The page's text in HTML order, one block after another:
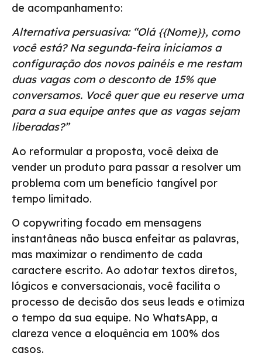
de acompanhamento:
Alternativa persuasiva: “Olá {{Nome}}, como
você está? Na segunda-feira iniciamos a
configuração dos novos painéis e me restam
duas vagas com o desconto de 15% que
conversamos. Você quer que eu reserve uma
para a sua equipe antes que as vagas sejam
liberadas?”
Ao reformular a proposta, você deixa de
vender un produto para passar a resolver um
problema com um benefício tangível por
tempo limitado.
O copywriting focado em mensagens
instantâneas não busca enfeitar as palavras,
mas maximizar o rendimento de cada
caractere escrito. Ao adotar textos diretos,
lógicos e conversacionais, você facilita o
processo de decisão dos seus leads e otimiza
o tempo da sua equipe. No WhatsApp, a
clareza vence a eloquência em 100% dos
casos.